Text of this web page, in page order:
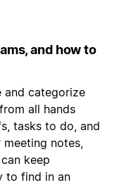
and how to
and categorize
all hands
tasks to do, and
notes,
keep
to find in an